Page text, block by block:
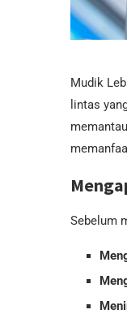
Mudik
lintas
Sebelum